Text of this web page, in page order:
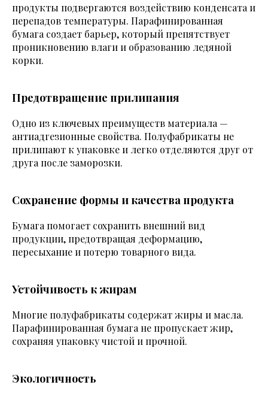
продукты подвергаются воздействию конденсата и
перепадов температуры. Парафинированная
бумага создает барьер, который препятствует
проникновению влаги и образованию ледяной
корки.
Предотвращение прилипания
Одно из ключевых преимуществ материала —
антиадгезионные свойства. Полуфабрикаты не
прилипают к упаковке и легко отделяются друг от
друга после заморозки.
Сохранение формы и качества продукта
Бумага помогает сохранить внешний вид
продукции, предотвращая деформацию,
пересыхание и потерю товарного вида.
Устойчивость к жирам
Многие полуфабрикаты содержат жиры и масла.
Парафинированная бумага не пропускает жир,
сохраняя упаковку чистой и прочной.
Экологичность